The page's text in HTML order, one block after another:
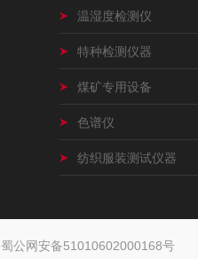
温湿度检测仪
特种检测仪器
煤矿专用设备
色谱仪
纺织服装测试仪器
蜀公网安备51010602000168号